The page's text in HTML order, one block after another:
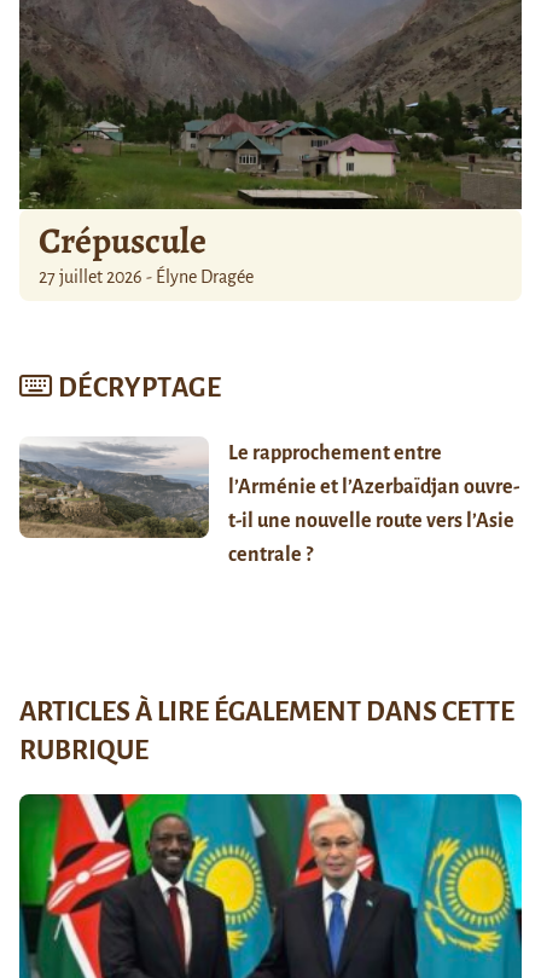
Crépuscule
27 juillet 2026 - Élyne Dragée
DÉCRYPTAGE
Le rapprochement entre
l’Arménie et l’Azerbaïdjan ouvre-
t-il une nouvelle route vers l’Asie
centrale ?
ARTICLES À LIRE ÉGALEMENT DANS CETTE
RUBRIQUE